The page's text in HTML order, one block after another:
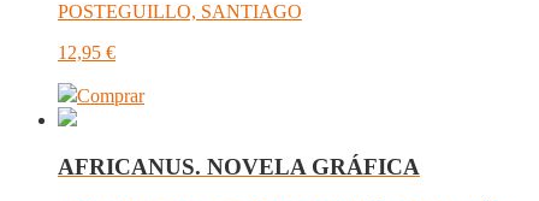
POSTEGUILLO, SANTIAGO
12,95 €
Comprar
AFRICANUS. NOVELA GRÁFICA